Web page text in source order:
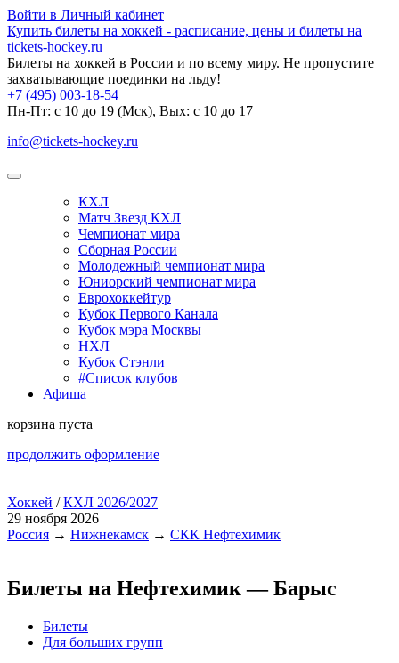
Войти в Личный кабинет
Купить билеты на хоккей - расписание, цены и билеты на
tickets-hockey.ru
Билеты на хоккей в России и по всему миру. Не пропустите
захватывающие поединки на льду!
+7 (495) 003-18-54
Пн-Пт: c 10 до 19 (Мск), Вых: с 10 до 17
info@tickets-hockey.ru
КХЛ
Матч Звезд КХЛ
Чемпионат мира
Сборная России
Молодежный чемпионат мира
Юниорский чемпионат мира
Еврохоккейтур
Кубок Первого Канала
Кубок мэра Москвы
НХЛ
Кубок Стэнли
#Список клубов
Афиша
корзина пуста
продолжить оформление
Хоккей /КХЛ 2026/2027
29 ноября 2026
Россия → Нижнекамск → СКК Нефтехимик
Билеты на Нефтехимик — Барыс
Билеты
Для больших групп